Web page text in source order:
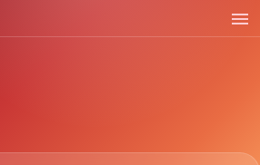
menu